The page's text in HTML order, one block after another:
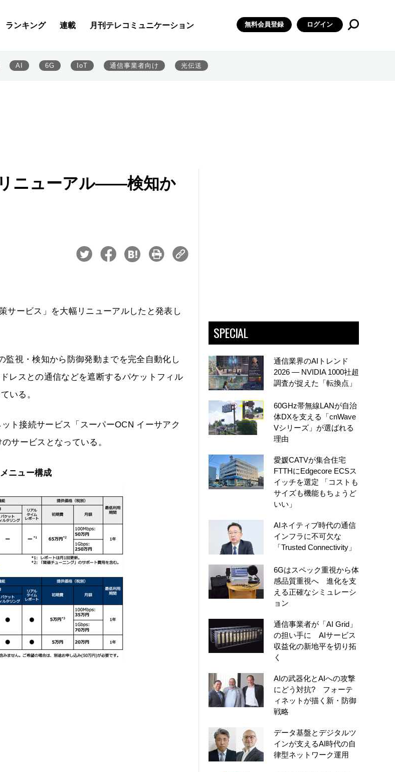
ランキング 連載 月刊テレコミュニケーション 無料会員登録 ログイン
AI 6G IoT 通信事業者向け 光伝送
ニューアル――検知か
サービス」を大幅リニューアルしたと発表し
視・検知から防御発動までを完全自動化し
レスとの通信などを遮断するパケットフィル
いる。
ト接続サービス「スーパーOCN イーサアク
サービスとなっている。
ニュー構成
SPECIAL
通信業界のAIトレンド
2026 ― NVIDIA 1000社超
調査が捉えた「転換点」
60GHz帯無線LANが自治
体DXを支える「cnWave
Vシリーズ」が選ばれる
理由
愛媛CATVが集合住宅
FTTHにEdgecore ECSス
イッチを選定 「コストも
サイズも機能もちょうど
いい」
AIネイティブ時代の通信
インフラに不可欠な
「Trusted Connectivity」
6Gはスペック重視から体
感品質重視へ 進化を支
える正確なシミュレーシ
ョン
通信事業者が「AI Grid」
の担い手に AIサービス
収益化の新地平を切り拓
く
AIの武器化とAIへの攻撃
にどう対抗? フォーテ
ィネットが描く新・防御
戦略
データ基盤とデジタルツ
インが支えるAI時代の自
律型ネットワーク運用